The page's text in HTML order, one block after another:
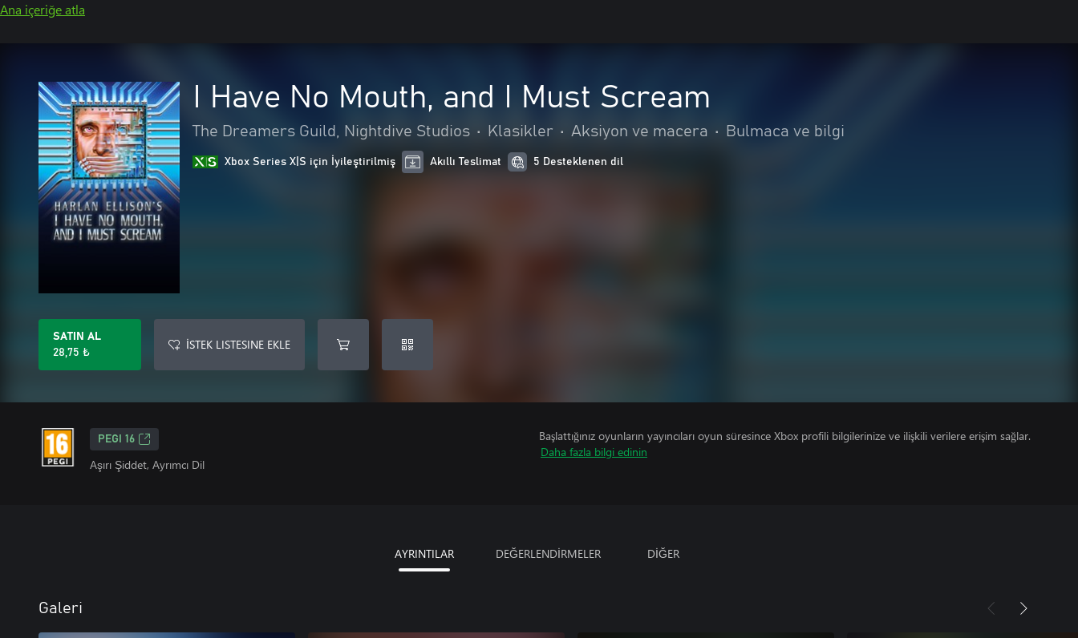
Ana içeriğe atla
I Have No Mouth, and I Must Scream
The Dreamers Guild, Nightdive Studios • Klasikler • Aksiyon ve macera • Bulmaca ve bilgi
Xbox Series X|S için İyileştirilmiş Akıllı Teslimat 5 Desteklenen dil
SATIN AL
28,75 ₺
İSTEK LISTESINE EKLE
PEGI 16
Aşırı Şiddet, Ayrımcı Dil
Başlattığınız oyunların yayıncıları oyun süresince Xbox profili bilgilerinize ve ilişkili verilere erişim sağlar.
Daha fazla bilgi edinin
AYRINTILAR DEĞERLENDİRMELER DİĞER
Galeri